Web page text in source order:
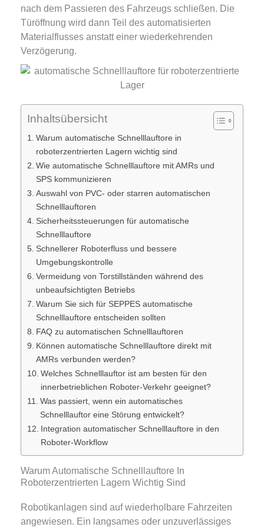
nach dem Passieren des Fahrzeugs schließen. Die
Türöffnung wird dann Teil des automatisierten
Materialflusses anstatt einer wiederkehrenden
Verzögerung.
Inhaltsübersicht
Warum automatische Schnelllauftore in
roboterzentrierten Lagern wichtig sind
Wie automatische Schnelllauftore mit AMRs und
SPS kommunizieren
Auswahl von PVC- oder starren automatischen
Schnelllauftoren
Sicherheitssteuerungen für automatische
Schnelllauftore
Schnellerer Roboterfluss und bessere
Umgebungskontrolle
Vermeidung von Torstillständen während des
unbeaufsichtigten Betriebs
Warum Sie sich für SEPPES automatische
Schnelllauftore entscheiden sollten
FAQ zu automatischen Schnelllauftoren
Können automatische Schnelllauftore direkt mit
AMRs verbunden werden?
Welches Schnelllauftor ist am besten für den
innerbetrieblichen Roboter-Verkehr geeignet?
Was passiert, wenn ein automatisches
Schnelllauftor eine Störung entwickelt?
Integration automatischer Schnelllauftore in den
Roboter-Workflow
Warum Automatische Schnelllauftore In
Roboterzentrierten Lagern Wichtig Sind
Robotikanlagen sind auf wiederholbare Fahrzeiten
angewiesen. Ein langsames oder unzuverlässiges